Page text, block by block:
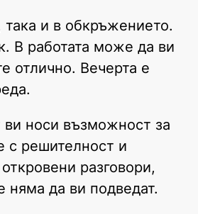
и в обкръжението.
В работата може да ви
отлично. Вечерта е
ви носи възможност за
с решителност и
разговори,
няма да ви подведат.